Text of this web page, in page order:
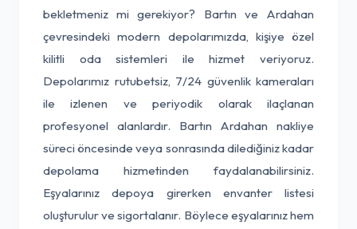
bekletmeniz mi gerekiyor? Bartın ve Ardahan
çevresindeki modern depolarımızda, kişiye özel
kilitli oda sistemleri ile hizmet veriyoruz.
Depolarımız rutubetsiz, 7/24 güvenlik kameraları
ile izlenen ve periyodik olarak ilaçlanan
profesyonel alanlardır. Bartın Ardahan nakliye
süreci öncesinde veya sonrasında dilediğiniz kadar
depolama hizmetinden faydalanabilirsiniz.
Eşyalarınız depoya girerken envanter listesi
oluşturulur ve sigortalanır. Böylece eşyalarınız hem